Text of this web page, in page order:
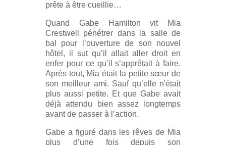
prête à être cueillie…
Quand Gabe Hamilton vit Mia
Crestwell pénétrer dans la salle de
bal pour l’ouverture de son nouvel
hôtel, il sut qu’il allait aller droit en
enfer pour ce qu’il s’apprêtait à faire.
Après tout, Mia était la petite sœur de
son meilleur ami. Sauf qu’elle n'était
plus aussi petite. Et que Gabe avait
déjà attendu bien assez longtemps
avant de passer à l’action.
Gabe a figuré dans les rêves de Mia
plus d’une fois depuis son